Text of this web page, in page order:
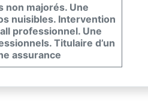
non majorés. Une
nuisibles. Intervention
professionnel. Une
Titulaire d’un
assurance